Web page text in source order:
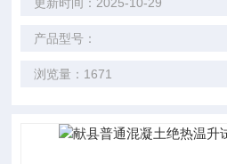
产品型号：
浏览量：1671